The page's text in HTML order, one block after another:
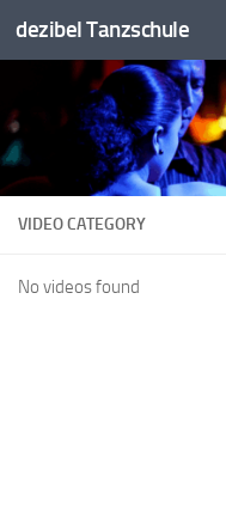
Unter dem Inhalt
dezibel Tanzschule
VIDEO CATEGORY
No videos found